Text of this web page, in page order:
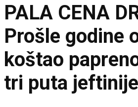
PALA CENA
Prošle godine
koštao
tri puta